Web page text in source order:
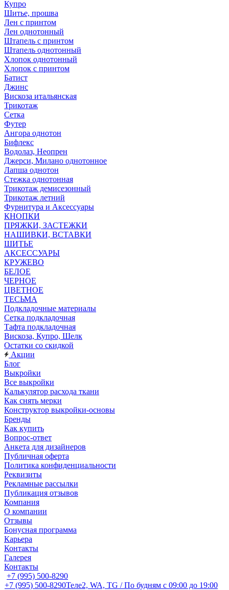
Купро
Шитье, прошва
Лен с принтом
Лен однотонный
Штапель с принтом
Штапель однотонный
Хлопок однотонный
Хлопок с принтом
Батист
Джинс
Вискоза итальянская
Трикотаж
Сетка
Футер
Ангора однотон
Бифлекс
Водолаз, Неопрен
Джерси, Милано однотонное
Лапша однотон
Стежка однотонная
Трикотаж демисезонный
Трикотаж летний
Фурнитура и Аксессуары
КНОПКИ
ПРЯЖКИ, ЗАСТЕЖКИ
НАШИВКИ, ВСТАВКИ
ШИТЬЕ
АКСЕССУАРЫ
КРУЖЕВО
БЕЛОЕ
ЧЕРНОЕ
ЦВЕТНОЕ
ТЕСЬМА
Подкладочные материалы
Сетка подкладочная
Тафта подкладочная
Вискоза, Купро, Шелк
Остатки со скидкой
Акции
Блог
Выкройки
Все выкройки
Калькулятор расхода ткани
Как снять мерки
Конструктор выкройки-основы
Бренды
Как купить
Вопрос-ответ
Анкета для дизайнеров
Публичная оферта
Политика конфиденциальности
Реквизиты
Рекламные рассылки
Публикация отзывов
Компания
О компании
Отзывы
Бонусная программа
Карьера
Контакты
Галерея
Контакты
+7 (995) 500-8290
+7 (995) 500-8290Теле2, WA, TG / По будням c 09:00 до 19:00